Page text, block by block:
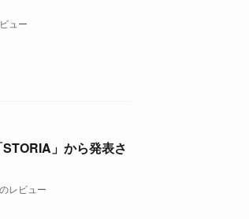
ュー
」から発表さ
レビュー